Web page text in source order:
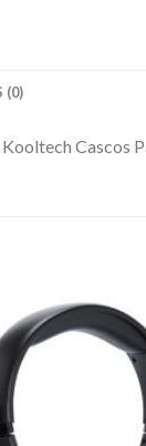
(0)
Cascos